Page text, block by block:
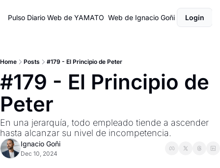
Pulso Diario Web de YAMATO Web de Ignacio Goñi Login
Home Posts #179 - El Principio de Peter
#179 - El Principio de
Peter
En una jerarquía, todo empleado tiende a ascender
hasta alcanzar su nivel de incompetencia.
Ignacio Goñi
Dec 10, 2024